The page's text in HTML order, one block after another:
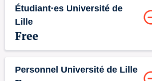
Étudiant·es Université de
Lille
Free
Personnel Université de Lille